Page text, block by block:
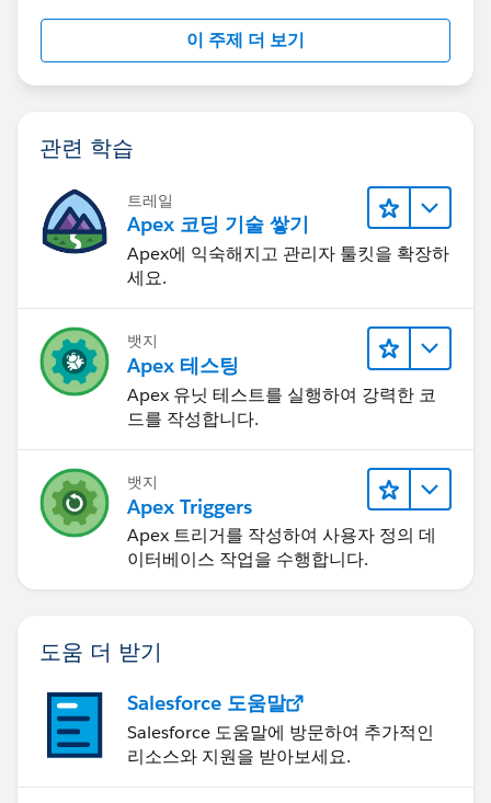
이 주제 더 보기
관련 학습
트레일
Apex 코딩 기술 쌓기
Apex에 익숙해지고 관리자 툴킷을 확장하
세요.
뱃지
Apex 테스팅
Apex 유닛 테스트를 실행하여 강력한 코
드를 작성합니다.
뱃지
Apex Triggers
Apex 트리거를 작성하여 사용자 정의 데
이터베이스 작업을 수행합니다.
도움 더 받기
Salesforce 도움말
Salesforce 도움말에 방문하여 추가적인
리소스와 지원을 받아보세요.